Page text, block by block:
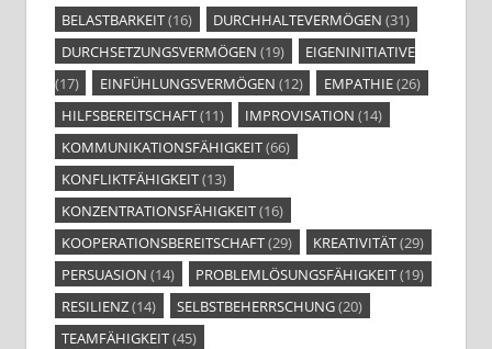
BELASTBARKEIT(16) DURCHHALTEVERMÖGEN (31)
DURCHSETZUNGSVERMÖGEN (19)
EIGENINITIATIVE
(17)
EINFÜHLUNGSVERMÖGEN (12) EMPATHIE(26)
HILFSBEREITSCHAFT(11) IMPROVISATION (14)
KOMMUNIKATIONSFÄHIGKEIT(66)
KONFLIKTFÄHIGKEIT(13)
KONZENTRATIONSFÄHIGKEIT(16)
KOOPERATIONSBEREITSCHAFT(29) KREATIVITÄT(29)
PERSUASION (14) PROBLEMLÖSUNGSFÄHIGKEIT(19)
RESILIENZ(14) SELBSTBEHERRSCHUNG(20)
TEAMFÄHIGKEIT(45)